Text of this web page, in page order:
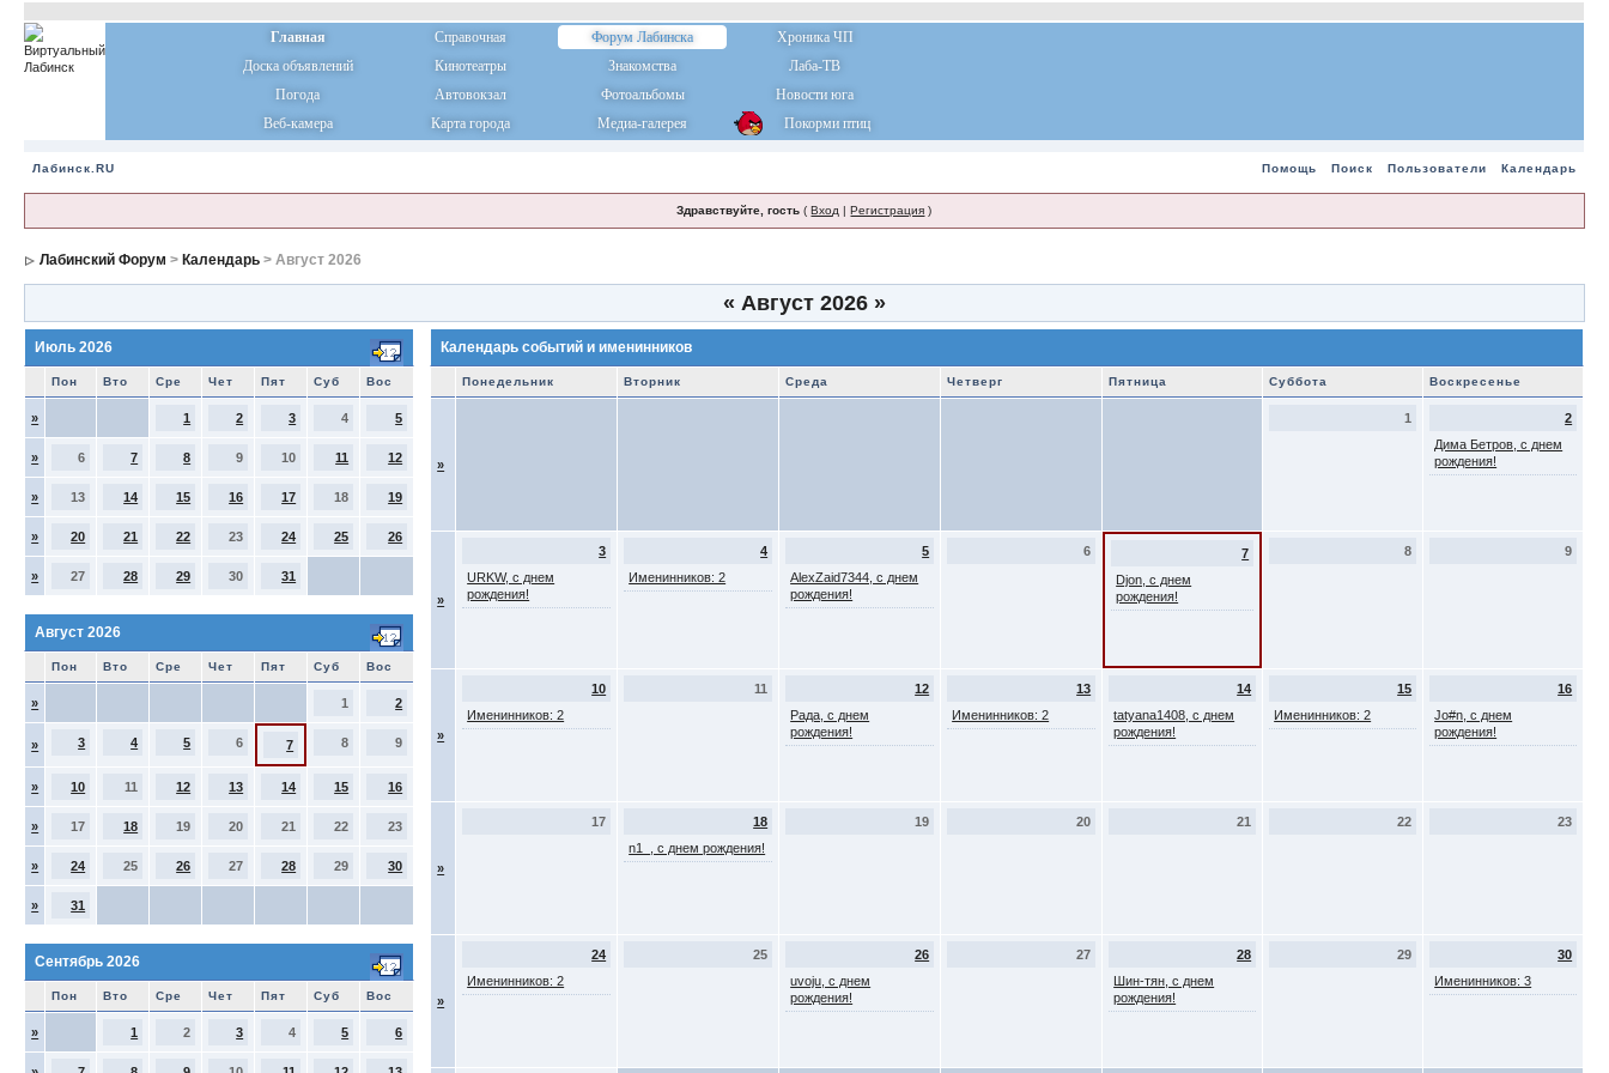
Главная Справочная Форум Лабинска
Хроника ЧП
Доска объявлений
Кинотеатры Знакомства
Лаба-ТВ
Погода
Автовокзал Фотоальбомы
Новости юга
Веб-камера
Карта города Медиа-галерея Покорми птиц
Лабинск.RU Помощь Поиск Пользователи Календарь
Здравствуйте, гость (Вход |Регистрация )
Лабинский Форум > Календарь > Август 2026
« Август 2026 »
Июль 2026
Пон Вто Сре Чет Пят Суб Вос
» 1 2 3 4 5
» 6 7 8 9 10 11 12
» 13 14 15 16 17 18 19
» 20 21 22 23 24 25 26
» 27 28 29 30 31
Август 2026
Пон Вто Сре Чет Пят Суб Вос
» 1 2
» 3 4 5 6 7 8 9
» 10 11 12 13 14 15 16
» 17 18 19 20 21 22 23
» 24 25 26 27 28 29 30
» 31
Сентябрь 2026
Пон Вто Сре Чет Пят Суб Вос
» 1 2 3 4 5 6
Календарь событий и именинников
Понедельник Вторник Среда Четверг Пятница Суббота Воскресенье
»
1
2
Дима Бетров, с днем
рождения!
»
3
URKW, с днем
рождения!
4
Именинников: 2
5
AlexZaid7344, с днем
рождения!
6
7
Djon, с днем
рождения!
8 9
»
10
Именинников: 2
11
12
Рада, с днем
рождения!
13
Именинников: 2
14
tatyana1408, с днем
рождения!
15
Именинников: 2
16
Jo#n, с днем
рождения!
»
17
18
n1_, с днем рождения!
19 20 21 22 23
»
24
Именинников: 2
25
26
uvoju, с днем
рождения!
27
28
Шин-тян, с днем
рождения!
29
30
Именинников: 3